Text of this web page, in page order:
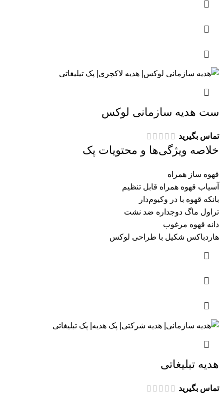
ست هدیه سازمانی لوکس
تماس بگیرید
خلاصه ویژگی‌ها و محتویات پک
قهوه ساز همراه
آسیاب قهوه همراه قابل تنظیم
بانکه قهوه با در وکیوم‌دار
تراول ماگ دوجداره ضد نشت
دانه قهوه مرغوب
هاردباکس شکیل با طراحی لوکس
هدیه تبلیغاتی
تماس بگیرید